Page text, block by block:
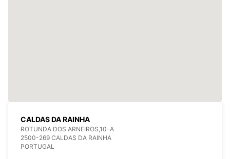
CALDAS DA RAINHA
ROTUNDA DOS ARNEIROS,10-A
2500-269 CALDAS DA RAINHA
PORTUGAL